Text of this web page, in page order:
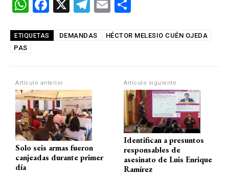
W
at
p
p
F
ce
o
k
X
T
e
m
E
ail m
tir
ETIQUETAS DEMANDAS
HÉCTOR MELESIO CUÉN OJEDA
PAS
Artículo anterior
Solo seis armas fueron
canjeadas durante primer
día
Artículo siguiente
Identifican a presuntos
responsables de
asesinato de Luis Enrique
Ramírez